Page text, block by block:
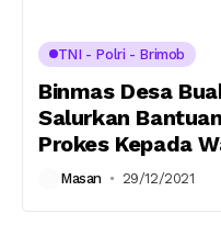
TNI - Polri - Brimob
Binmas Desa
Salurkan
Prokes Kepada
Masan 29/12/2021